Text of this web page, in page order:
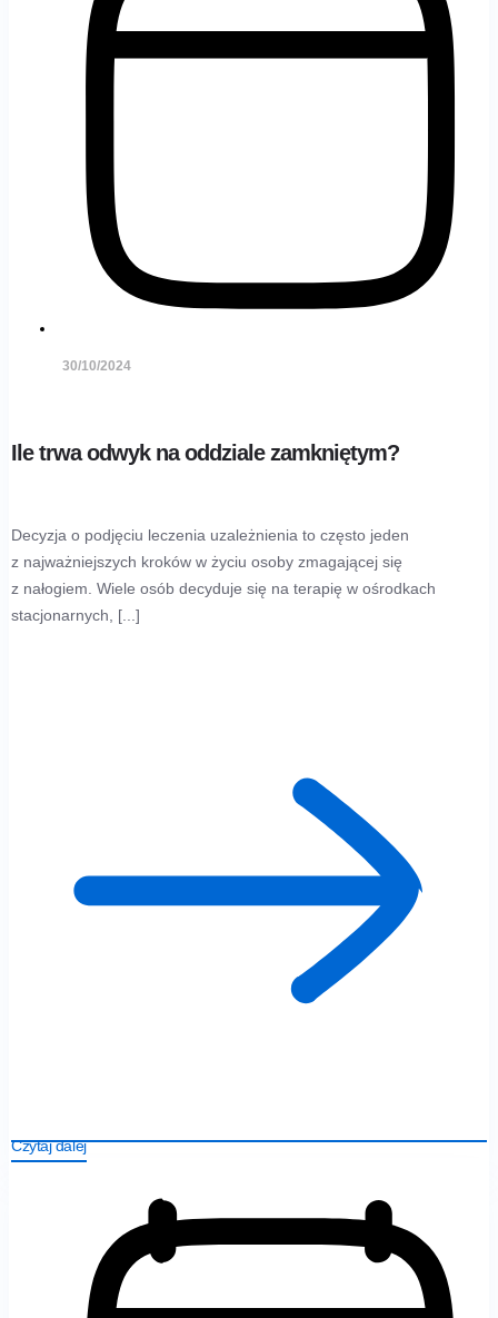
30/10/2024
Ile trwa odwyk na oddziale zamkniętym?
Decyzja o podjęciu leczenia uzależnienia to często jeden
z najważniejszych kroków w życiu osoby zmagającej się
z nałogiem. Wiele osób decyduje się na terapię w ośrodkach
stacjonarnych, [...]
Czytaj dalej